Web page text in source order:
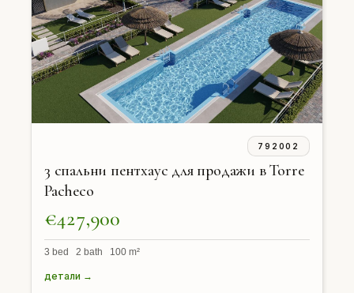
792002
3 спальни пентхаус для продажи в Torre
Pacheco
€427,900
3 bed 2 bath 100 m²
детали →